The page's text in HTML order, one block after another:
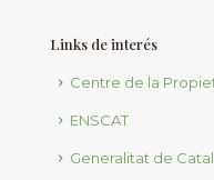
Links de interés
Centre de la
ENSCAT
Generalitat de